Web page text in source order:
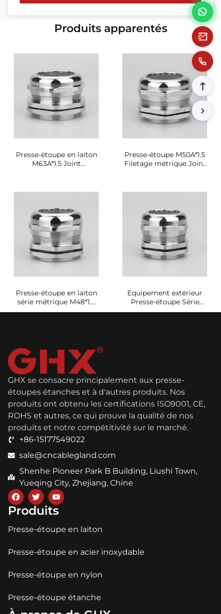
Produits apparentés
Presse-étoupe en laiton
M63A*1.5 Joint
Presse-étoupe M50A*1.5
Filetage métrique Joint
Presse-étoupe en laiton
série métrique M48*1.5
étanche à l'eau et à la
Equipement extérieur
Presse-étoupe Série
métrique M42A*1.5
GHX se consacre principalement aux presse-
étoupes étanches et à d'autres produits. Nos
produits ont obtenu les certifications ISO9001, CE,
ROHS et autres, ce qui prouve la qualité de nos
produits et notre compétitivité sur le marché.
+86-15177549022
sale@cncablegland.com
Shenhe Pioneer Park B Building, Liushi Town,
Yueqing City, Zhejiang, Chine
Produits
Presse-étoupe en laiton
Presse-étoupe en acier inoxydable
Presse-étoupe en nylon
Presse-étoupe étanche